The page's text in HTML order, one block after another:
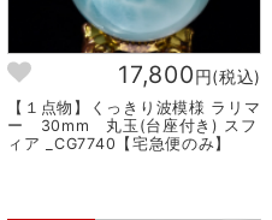
17,800円(税込)
【１点物】くっきり波模様 ラリマ
ー 30mm 丸玉(台座付き) スフ
ィア _CG7740【宅急便のみ】